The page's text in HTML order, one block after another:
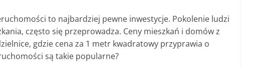
to najbardziej pewne inwestycje. Pokolenie ludzi
często się przeprowadza. Ceny mieszkań i domów z
gdzie cena za 1 metr kwadratowy przyprawia o
są takie popularne?